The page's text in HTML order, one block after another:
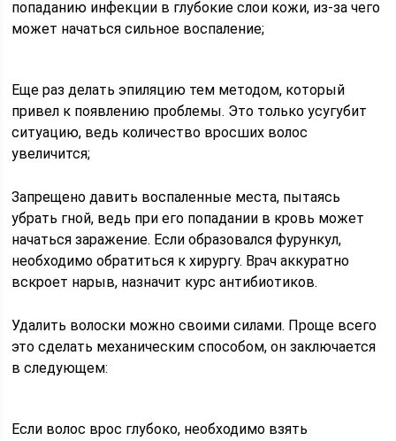
попаданию инфекции в глубокие слои кожи, из-за чего
может начаться сильное воспаление;
Еще раз делать эпиляцию тем методом, который
привел к появлению проблемы. Это только усугубит
ситуацию, ведь количество вросших волос
увеличится;
Запрещено давить воспаленные места, пытаясь
убрать гной, ведь при его попадании в кровь может
начаться заражение. Если образовался фурункул,
необходимо обратиться к хирургу. Врач аккуратно
вскроет нарыв, назначит курс антибиотиков.
Удалить волоски можно своими силами. Проще всего
это сделать механическим способом, он заключается
в следующем:
Если волос врос глубоко, необходимо взять